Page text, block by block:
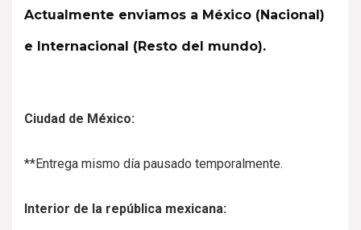
Actualmente enviamos a México (Nacional)
e Internacional (Resto del mundo).
Ciudad de México:
**Entrega mismo día pausado temporalmente.
Interior de la república mexicana: